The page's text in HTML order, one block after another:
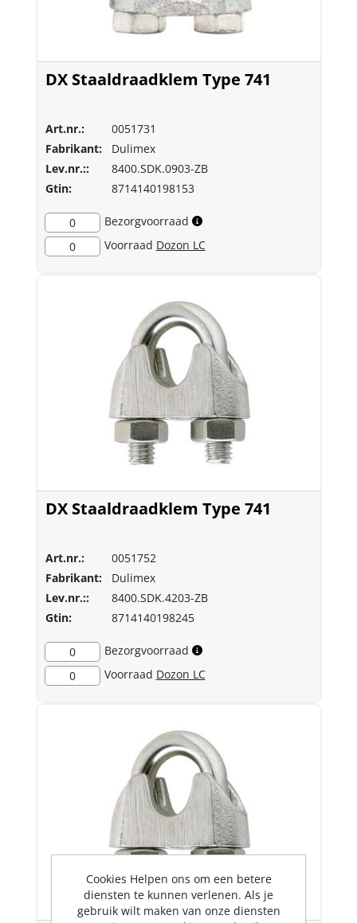
DX Staaldraadklem Type 741
Art.nr.:
0051731
Fabrikant:
Dulimex
Lev.nr.::
8400.SDK.0903-ZB
Gtin:
8714140198153
0
Bezorgvoorraad
0
Voorraad Dozon LC
DX Staaldraadklem Type 741
Art.nr.:
0051752
Fabrikant:
Dulimex
Lev.nr.::
8400.SDK.4203-ZB
Gtin:
8714140198245
0
Bezorgvoorraad
0
Voorraad Dozon LC
Cookies Helpen ons om een betere
diensten te kunnen verlenen. Als je
gebruik wilt maken van onze diensten